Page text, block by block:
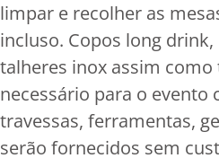
limpar e recolher as
incluso. Copos long
talheres inox assim
necessário para o evento
travessas, ferramentas,
serão fornecidos sem